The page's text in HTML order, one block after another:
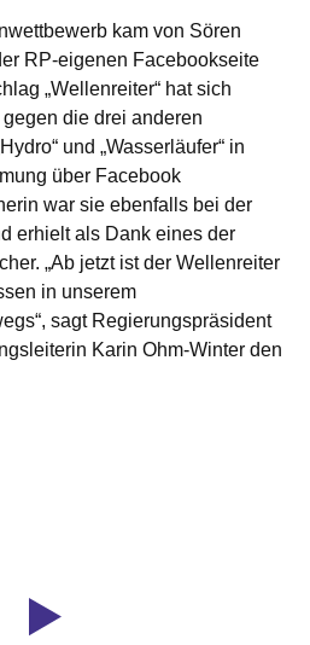
kam von Sören
RP-eigenen Facebookseite
„Wellenreiter“ hat sich
die drei anderen
und „Wasserläufer“ in
über Facebook
war sie ebenfalls bei der
erhielt als Dank eines der
„Ab jetzt ist der Wellenreiter
in unserem
sagt Regierungspräsident
Karin Ohm-Winter den